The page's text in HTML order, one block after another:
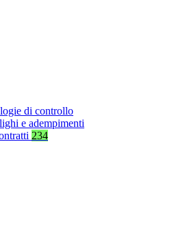
di controllo
e adempimenti
234